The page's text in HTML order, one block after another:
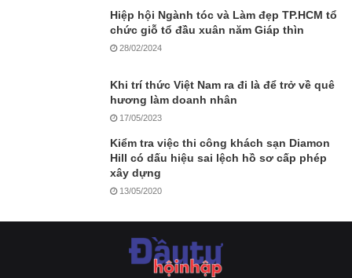
Hiệp hội Ngành tóc và Làm đẹp TP.HCM tổ
chức giỗ tổ đầu xuân năm Giáp thìn
28/02/2024
Khi trí thức Việt Nam ra đi là để trở về quê
hương làm doanh nhân
17/05/2023
Kiểm tra việc thi công khách sạn Diamon
Hill có dấu hiệu sai lệch hồ sơ cấp phép
xây dựng
13/05/2020